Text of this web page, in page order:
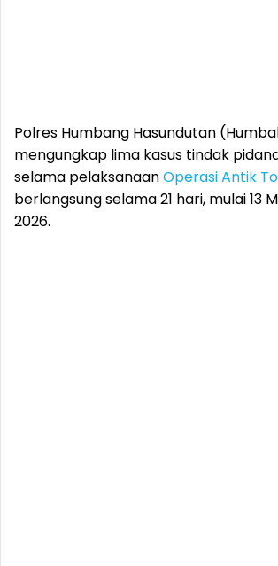
Polres Humbang Hasundutan
mengungkap lima kasus tindak
selama pelaksanaanOperasi Antik
berlangsung selama 21 hari, mulai 13
2026.